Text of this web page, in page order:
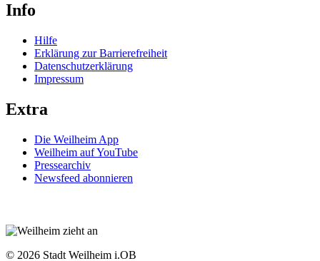
Info
Hilfe
Erklärung zur Barrierefreiheit
Datenschutzerklärung
Impressum
Extra
Die Weilheim App
Weilheim auf YouTube
Pressearchiv
Newsfeed abonnieren
© 2026 Stadt Weilheim i.OB